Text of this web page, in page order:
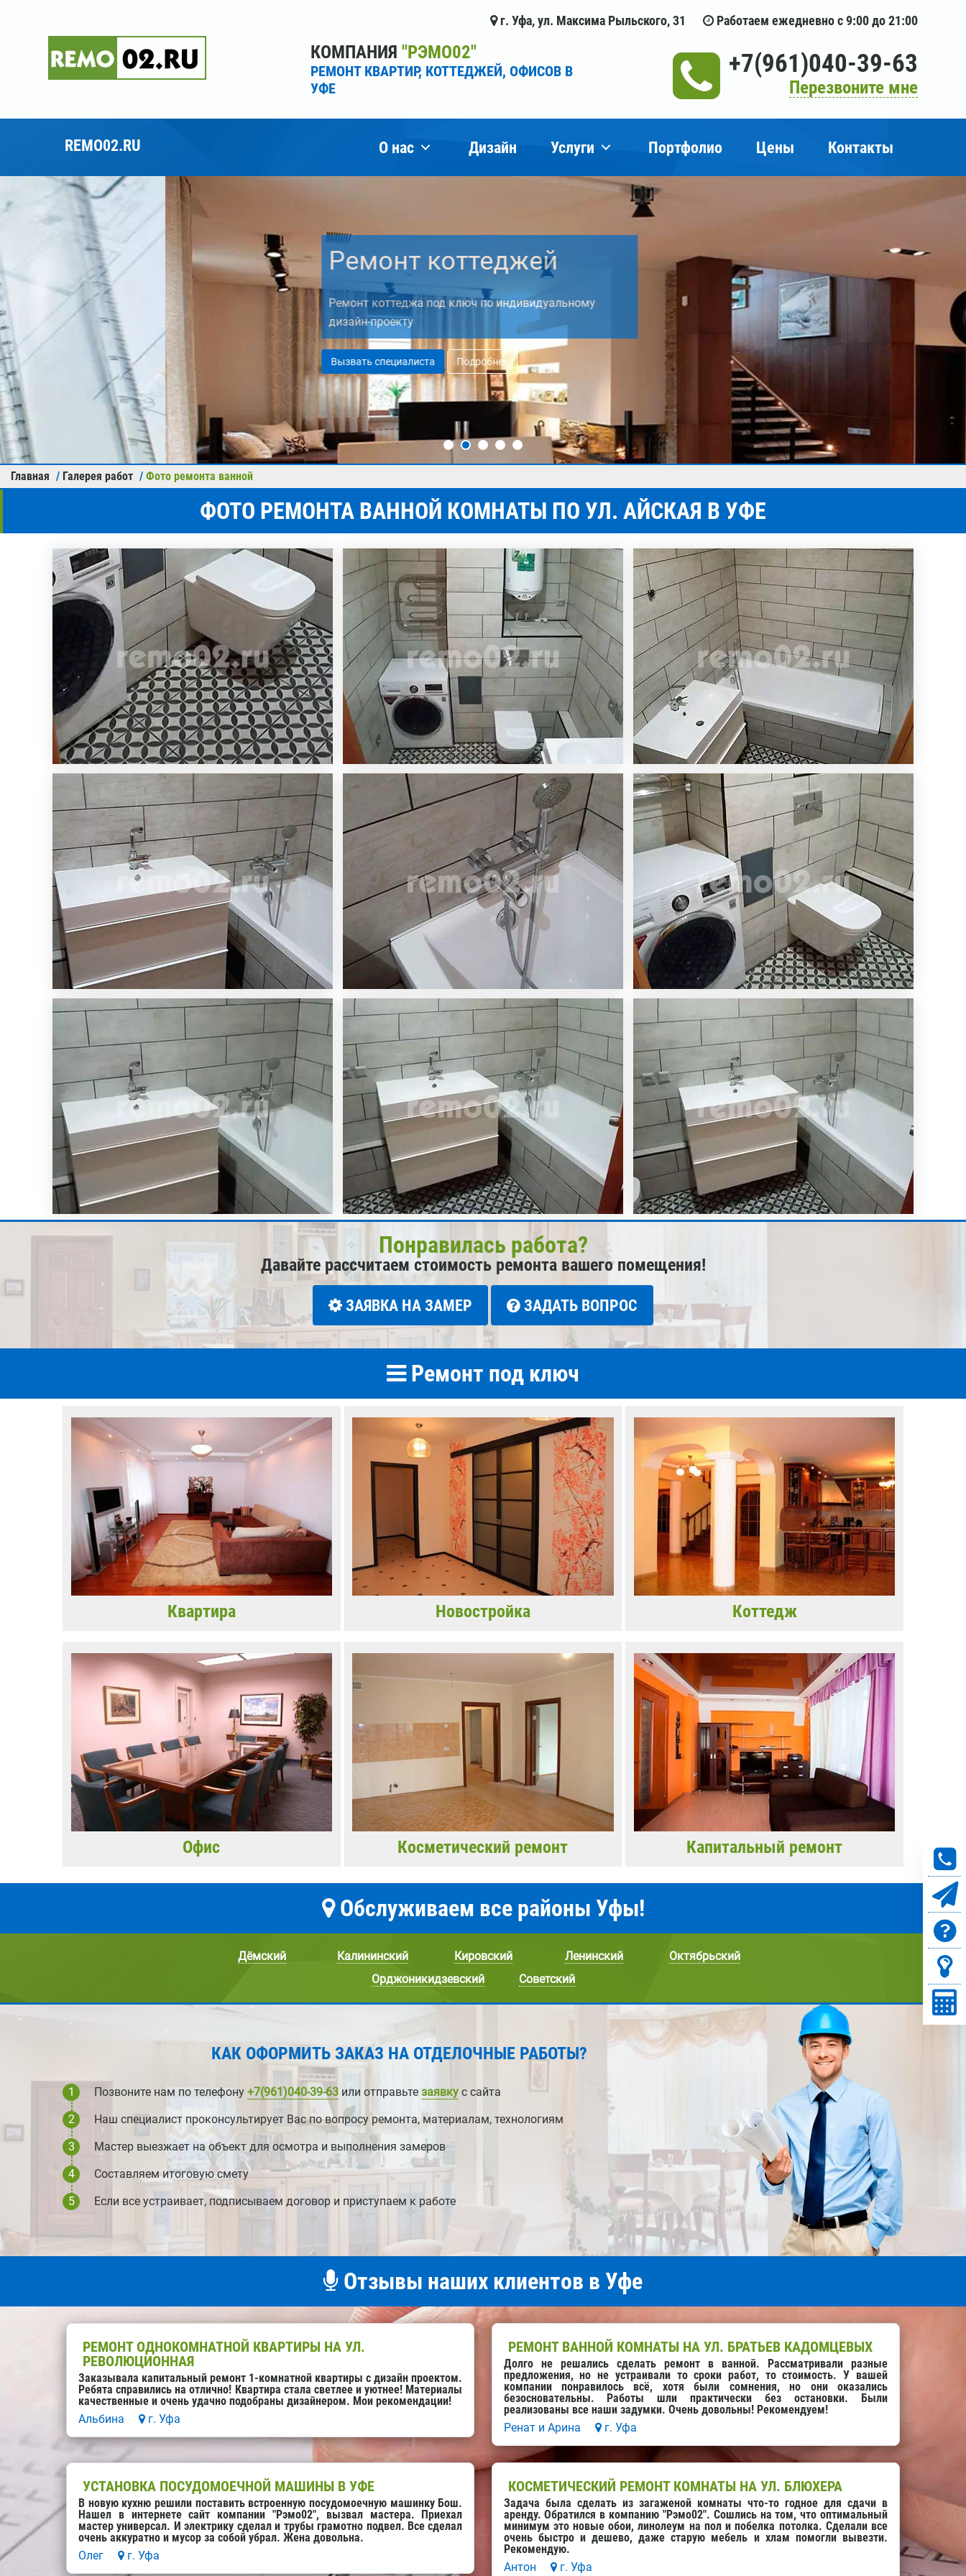
г. Уфа, ул. Максима Рыльского, 31 Работаем ежедневно с 9:00 до 21:00
КОМПАНИЯ "РЭМО02"
РЕМОНТ КВАРТИР, КОТТЕДЖЕЙ, ОФИСОВ В
УФЕ
+7(961)040-39-63
Перезвоните мне
REMO02.RU О нас Дизайн Услуги Портфолио Цены Контакты
Ремонт коттеджей
Ремонт коттеджа под ключ по индивидуальному
дизайн-проекту
Подробнее
Главная Галерея работ Фото ремонта ванной
ФОТО РЕМОНТА ВАННОЙ КОМНАТЫ ПО УЛ. АЙСКАЯ В УФЕ
Понравилась работа?
Давайте рассчитаем стоимость ремонта вашего помещения!
ЗАЯВКА НА ЗАМЕР ЗАДАТЬ ВОПРОС
Ремонт под ключ
Квартира Новостройка Коттедж
Офис Косметический ремонт Капитальный ремонт
Обслуживаем все районы Уфы!
Дёмский Калининский Кировский Ленинский
Октябрьский
Орджоникидзевский
Советский
КАК ОФОРМИТЬ ЗАКАЗ НА ОТДЕЛОЧНЫЕ РАБОТЫ?
1 Позвоните нам по телефону +7(961)040-39-63 или отправьте заявку с сайта
2
Наш специалист проконсультирует Вас по вопросу ремонта, материалам, технологиям
3
Мастер выезжает на объект для осмотра и выполнения замеров
4
Составляем итоговую смету
5
Если все устраивает, подписываем договор и приступаем к работе
Отзывы наших клиентов в Уфе
РЕМОНТ ОДНОКОМНАТНОЙ КВАРТИРЫ НА УЛ.
РЕВОЛЮЦИОННАЯ
Заказывала капитальный ремонт 1-комнатной квартиры с дизайн проектом.
Ребята справились на отлично! Квартира стала светлее и уютнее! Материалы
качественные и очень удачно подобраны дизайнером. Мои рекомендации!
Альбина
г. Уфа
РЕМОНТ ВАННОЙ КОМНАТЫ НА УЛ. БРАТЬЕВ КАДОМЦЕВЫХ
Долго не решались сделать ремонт в ванной. Рассматривали разные
предложения, но не устраивали то сроки работ, то стоимость. У вашей
компании понравилось всё, хотя были сомнения, но они оказались
безосновательны. Работы шли практически без остановки. Были
реализованы все наши задумки. Очень довольны! Рекомендуем!
Ренат и Арина
г. Уфа
УСТАНОВКА ПОСУДОМОЕЧНОЙ МАШИНЫ В УФЕ
В новую кухню решили поставить встроенную посудомоечную машинку Бош.
Нашел в интернете сайт компании "Рэмо02", вызвал мастера. Приехал
мастер универсал. И электрику сделал и трубы грамотно подвел. Все сделал
очень аккуратно и мусор за собой убрал. Жена довольна.
Олег
г. Уфа
КОСМЕТИЧЕСКИЙ РЕМОНТ КОМНАТЫ НА УЛ. БЛЮХЕРА
Задача была сделать из загаженой комнаты что-то годное для сдачи в
аренду. Обратился в компанию "Рэмо02". Сошлись на том, что оптимальный
минимум это новые обои, линолеум на пол и побелка потолка. Сделали все
очень быстро и дешево, даже старую мебель и хлам помогли вывезти.
Рекомендую.
Антон
г. Уфа